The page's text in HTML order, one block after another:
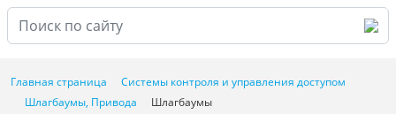
Главная страница
Системы контроля и управления доступом
Шлагбаумы, Привода
Шлагбаумы